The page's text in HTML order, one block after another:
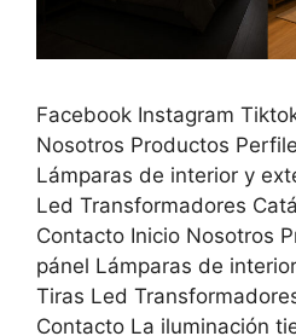
Facebook Instagram
Nosotros Productos
Lámparas de interior y
Led Transformadores
Contacto Inicio Nosotros
pánel Lámparas de
Tiras Led
Contacto La iluminación